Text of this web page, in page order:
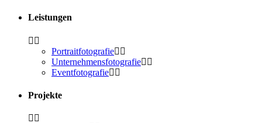
Leis­tun­gen
Por­trait­fo­to­gra­fie
Unter­neh­mens­fo­to­gra­fie
Event­fo­to­gra­fie
Pro­jek­te